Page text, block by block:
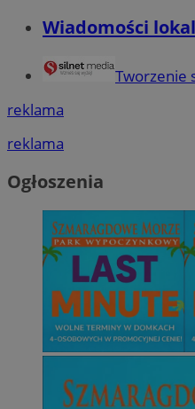
Wiadomości
Tworzenie
reklama
reklama
Ogłoszenia